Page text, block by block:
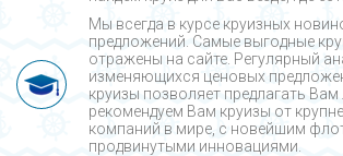
Мы всегда в курсе круизных
предложений. Самые выгодные
отражены на сайте. Регулярный
изменяющихся ценовых
круизы позволяет предлагать
рекомендуем Вам круизы от
компаний в мире, с новейшим
продвинутыми инновациями.